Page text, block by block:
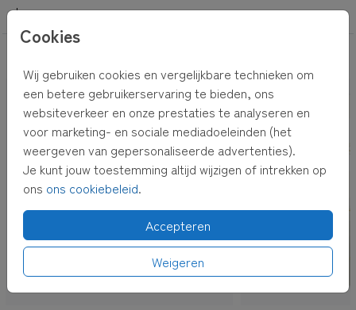
Cookies
Wij gebruiken cookies en vergelijkbare technieken om
een betere gebruikerservaring te bieden, ons
websiteverkeer en onze prestaties te analyseren en
voor marketing- en sociale mediadoeleinden (het
weergeven van gepersonaliseerde advertenties).
Je kunt jouw toestemming altijd wijzigen of intrekken op
ons ons cookiebeleid.
Accepteren
Weigeren
Jongen